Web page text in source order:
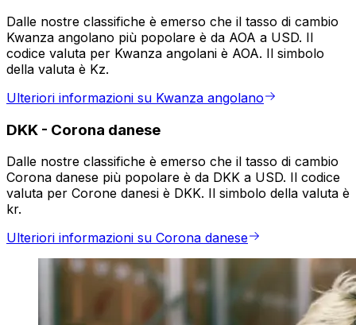
Dalle nostre classifiche è emerso che il tasso di cambio
Kwanza angolano più popolare è da AOA a USD. Il
codice valuta per Kwanza angolani è AOA. Il simbolo
della valuta è Kz.
Ulteriori informazioni su Kwanza angolano
DKK - Corona danese
Dalle nostre classifiche è emerso che il tasso di cambio
Corona danese più popolare è da DKK a USD. Il codice
valuta per Corone danesi è DKK. Il simbolo della valuta è
kr.
Ulteriori informazioni su Corona danese